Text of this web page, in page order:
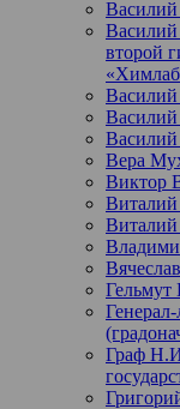
Василий
Василий
второй
Вера
Виктор
Виталий
Виталий
Гельмут
Граф